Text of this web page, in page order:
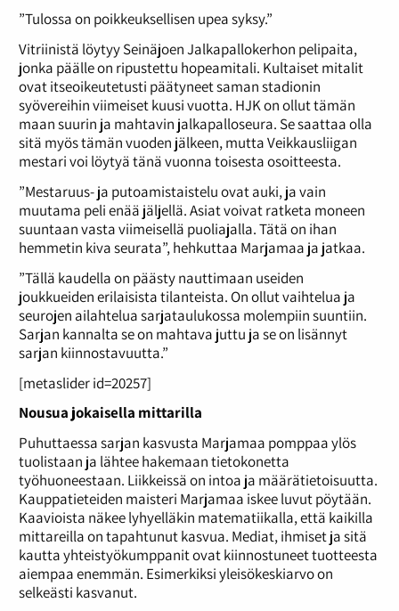
”Tulossa on poikkeuksellisen upea syksy.”
Vitriinistä löytyy Seinäjoen Jalkapallokerhon pelipaita,
jonka päälle on ripustettu hopeamitali. Kultaiset mitalit
ovat itseoikeutetusti päätyneet saman stadionin
syövereihin viimeiset kuusi vuotta. HJK on ollut tämän
maan suurin ja mahtavin jalkapalloseura. Se saattaa olla
sitä myös tämän vuoden jälkeen, mutta Veikkausliigan
mestari voi löytyä tänä vuonna toisesta osoitteesta.
”Mestaruus- ja putoamistaistelu ovat auki, ja vain
muutama peli enää jäljellä. Asiat voivat ratketa moneen
suuntaan vasta viimeisellä puoliajalla. Tätä on ihan
hemmetin kiva seurata”, hehkuttaa Marjamaa ja jatkaa.
”Tällä kaudella on päästy nauttimaan useiden
joukkueiden erilaisista tilanteista. On ollut vaihtelua ja
seurojen ailahtelua sarjataulukossa molempiin suuntiin.
Sarjan kannalta se on mahtava juttu ja se on lisännyt
sarjan kiinnostavuutta.”
[metaslider id=20257]
Nousua jokaisella mittarilla
Puhuttaessa sarjan kasvusta Marjamaa pomppaa ylös
tuolistaan ja lähtee hakemaan tietokonetta
työhuoneestaan. Liikkeissä on intoa ja määrätietoisuutta.
Kauppatieteiden maisteri Marjamaa iskee luvut pöytään.
Kaavioista näkee lyhyelläkin matematiikalla, että kaikilla
mittareilla on tapahtunut kasvua. Mediat, ihmiset ja sitä
kautta yhteistyökumppanit ovat kiinnostuneet tuotteesta
aiempaa enemmän. Esimerkiksi yleisökeskiarvo on
selkeästi kasvanut.